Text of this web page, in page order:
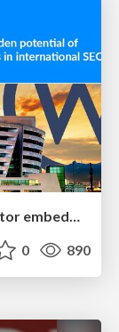
Unlocking the hidden potential of vector embeddings in international SEO
0 890